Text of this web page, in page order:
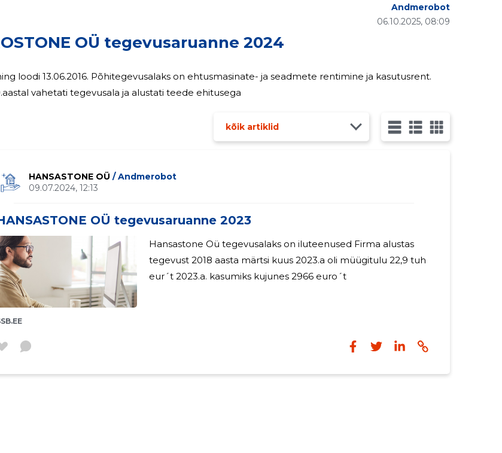
OÜ tegevusaruanne 2024
06.10.2025, 08:09
Andmerobot
loodi 13.06.2016. Põhitegevusalaks on ehtusmasinate- ja seadmete rentimine ja kasutusrent.
vahetati tegevusala ja alustati teede ehitusega
kõik artiklid
HANSASTONE OÜ / Andmerobot
09.07.2024, 12:13
OÜ tegevusaruanne 2023
Hansastone Oü tegevusalaks on iluteenused Firma alustas
tegevust 2018 aasta märtsi kuus 2023.a oli müügitulu 22,9 tuh
eur´t 2023.a. kasumiks kujunes 2966 euro´t